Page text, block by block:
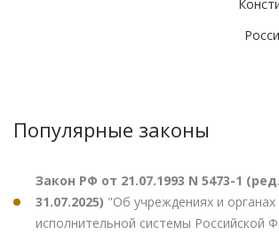
Популярные законы
Закон РФ от 21.07.1993 N 5473-1
31.07.2025) "Об учреждениях и органах
исполнительной системы Российской